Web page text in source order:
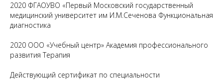
2020 ФГАОУВО «Первый Московский государственный
медицинский университет им И.М.Сеченова Функциональная
диагностика
2020 ООО «Учебный центр» Академия профессионального
развития Терапия
Действующий сертификат по специальности